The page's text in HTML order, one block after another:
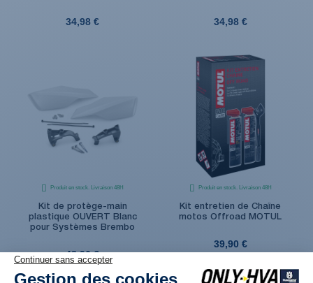
34,98 € 34,98 €
Produit en stock. Livraison 48H
Kit de protège-main
plastique OUVERT Blanc
pour Systèmes Brembo
48,96 €
Produit en stock. Livraison 48H
Kit entretien de Chaîne
motos Offroad MOTUL
39,90 €